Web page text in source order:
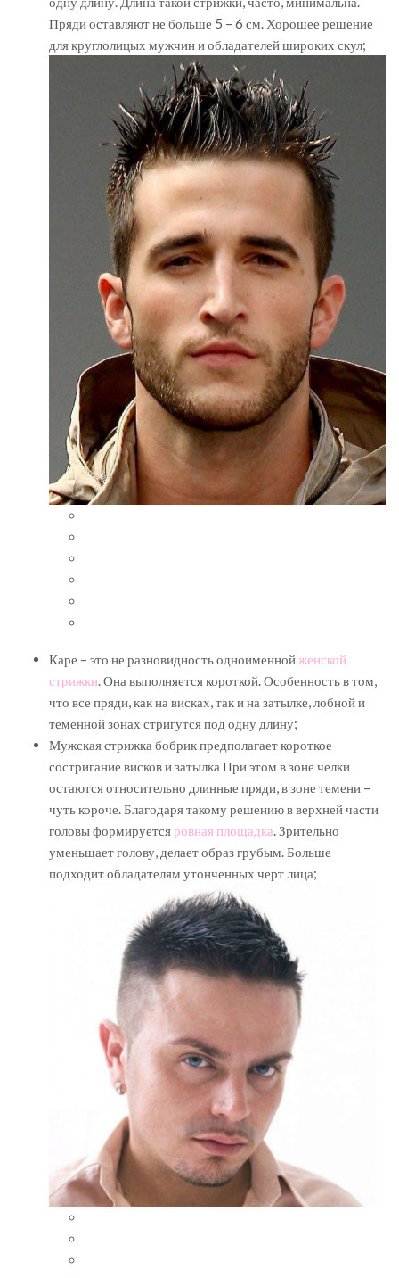
Пряди оставляют не больше 5 – 6 см. Хорошее решение
для круглолицых мужчин и обладателей широких скул;
Каре – это не разновидность одноименнойженской
стрижки. Она выполняется короткой. Особенность в том,
что все пряди, как на висках, так и на затылке, лобной и
теменной зонах стригутся под одну длину;
Мужская стрижка бобрик предполагает короткое
состригание висков и затылка При этом в зоне челки
остаются относительно длинные пряди, в зоне темени –
чуть короче. Благодаря такому решению в верхней части
головы формируется ровная площадка. Зрительно
уменьшает голову, делает образ грубым. Больше
подходит обладателям утонченных черт лица;